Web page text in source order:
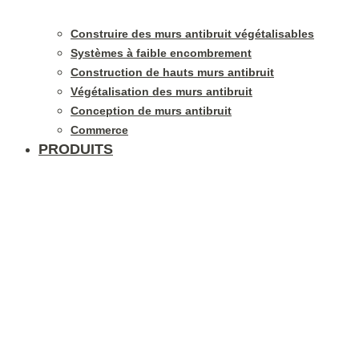
Construire des murs antibruit végétalisables
Systèmes à faible encombrement
Construction de hauts murs antibruit
Végétalisation des murs antibruit
Conception de murs antibruit
Commerce
PRODUITS